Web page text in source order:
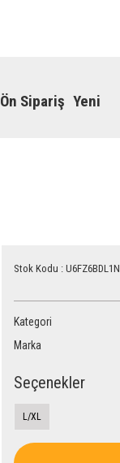
Ön Sipariş Yeni
Stok Kodu : U6FZ6BDL1N
Kategori
Marka
Seçenekler
L/XL